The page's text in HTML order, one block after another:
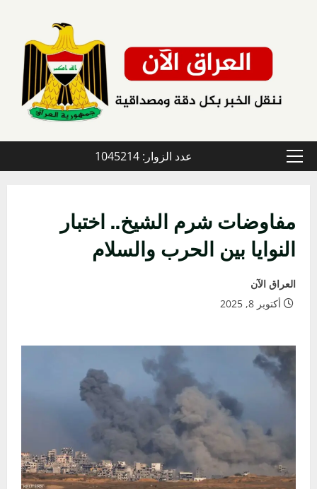
القائمة
عدد الزوار: 1045214
مفاوضات شرم الشيخ.. اختبار
النوايا بين الحرب والسلام
العراق الآن
أكتوبر 8, 2025